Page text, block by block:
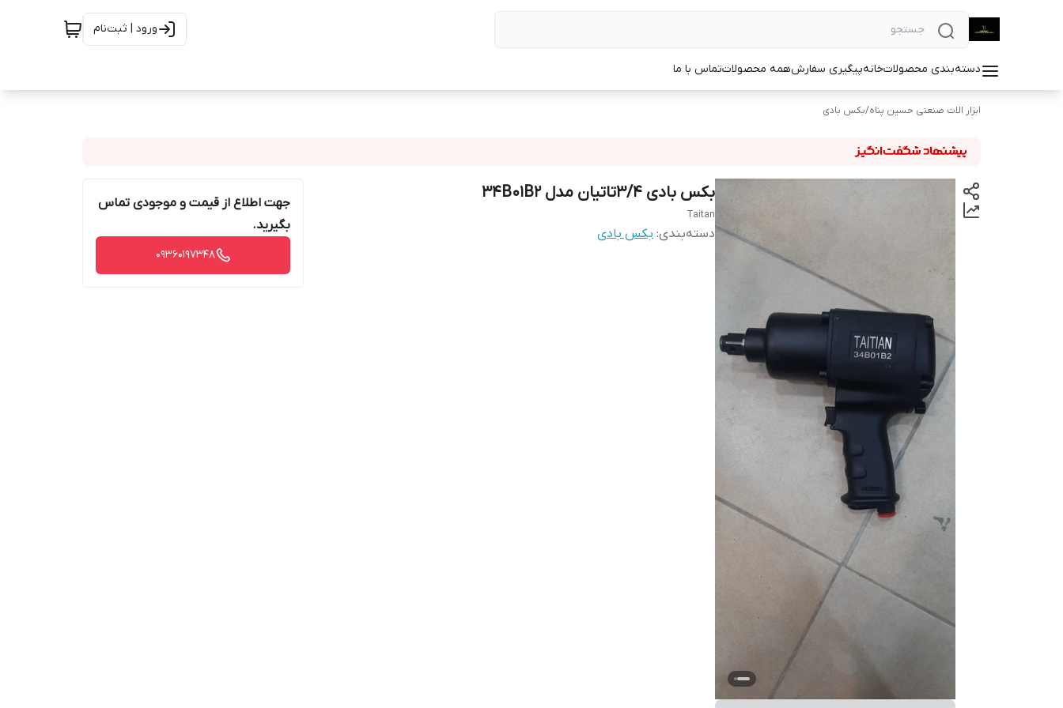
ورود | ثبت‌نام
دسته‌بندی محصولاتخانهپیگیری سفارشهمه محصولاتتماس با ما
ابزار الات صنعتی حسین پناه/بکس بادی
بکس بادی ۳/۴تاتیان مدل 34B01B2
Taitan
دسته‌بندی: بکس بادی
جهت اطلاع از قیمت و موجودی تماس
بگیرید.
09360197348